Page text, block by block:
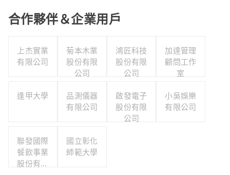
合作夥伴＆企業用戶
上杰實業
有限公司
菊本木業
股份有限
公司
鴻匠科技
股份有限
公司
加達管理
顧問工作
室
逢甲大學
品測儀器
有限公司
啟發電子
股份有限
公司
小吳娛樂
有限公司
聯發國際
餐飲事業
股份有限
國立彰化
師範大學